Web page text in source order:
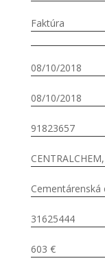
Faktúra
08/10/2018
08/10/2018
91823657
Cementárenská
31625444
603 €